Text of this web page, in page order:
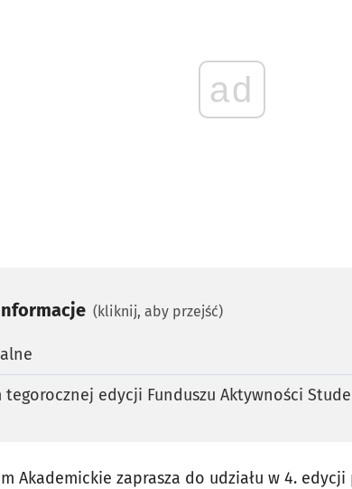
ad
(kliknij, aby przejść)
edycji Funduszu Aktywności
Akademickie zaprasza do udziału w 4.